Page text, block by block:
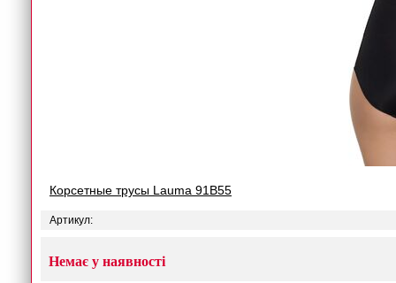
Корсетные трусы Lauma 91B55
Артикул:
Немає у наявності